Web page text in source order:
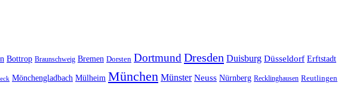
Bottrop Braunschweig Bremen Dorsten DortmundDresden Duisburg Düsseldorf Erftstadt
Mönchengladbach Mülheim München Münster Neuss Nürnberg Recklinghausen Reutlingen